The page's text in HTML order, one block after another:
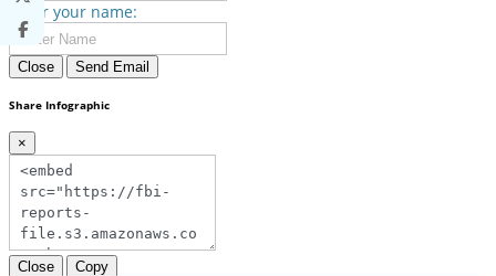
Enter your name:
Close Send Email
Share Infographic
×
Close Copy